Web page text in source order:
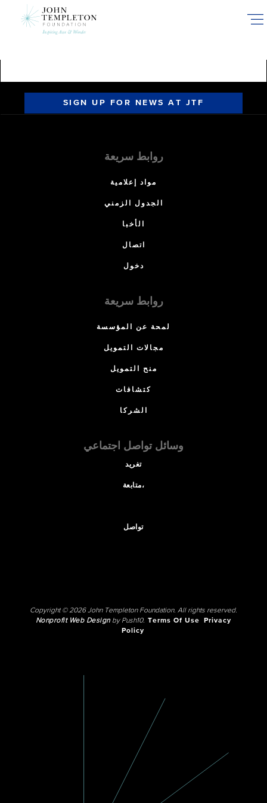
SIGN UP FOR NEWS AT JTF
روابط سريعة
مواد إعلامية
الجدول الزمني
الأخبا
اتصال
دخول
روابط سريعة
لمحة عن المؤسسة
مجالات التمويل
منح التمويل
كتشافات
الشركا
وسائل تواصل اجتماعي
تغريد
متابعة،
تواصل
Copyright © 2026 John Templeton Foundation. All rights reserved.
Nonprofit Web Designby Push10. Terms Of Use
Privacy
Policy